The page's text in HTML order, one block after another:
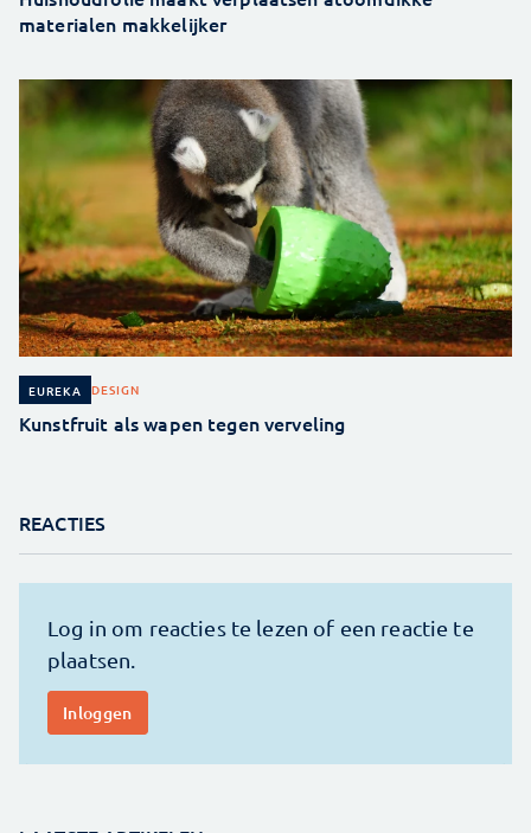
materialen makkelijker
EUREKA DESIGN
Kunstfruit als wapen tegen verveling
REACTIES